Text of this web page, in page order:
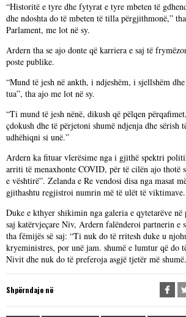
“Historitë e tyre dhe fytyrat e tyre mbeten të
dhe ndoshta do të mbeten të tilla përgjithmonë,”
Parlament, me lot në sy.
Ardern tha se ajo donte që karriera e saj të
poste publike.
“Mund të jesh në ankth, i ndjeshëm, i sjellshëm
tua”, tha ajo me lot në sy.
“Ti mund të jesh nënë, dikush që pëlqen
çdokush dhe të përjetoni shumë ndjenja dhe sërish
udhëhiqni si unë.”
Ardern ka fituar vlerësime nga i gjithë spektri
arriti të menaxhonte COVID, për të cilën ajo thotë
e vështirë”. Zelanda e Re vendosi disa nga masat
gjithashtu regjistroi numrin më të ulët të viktimave.
Duke e kthyer shikimin nga galeria e qytetarëve në
saj katërvjeçare Niv, Ardern falënderoi partnerin e
tha fëmijës së saj: “Ti nuk do të rritesh duke u
kryeministres, por unë jam. shumë e lumtur që do
Nivit dhe nuk do të preferoja asgjë tjetër më
Shpërndaje në